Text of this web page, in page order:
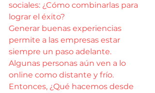
sociales: ¿Cómo combinarlas para
lograr el éxito?
Generar buenas experiencias
permite a las empresas estar
siempre un paso adelante.
Algunas personas aún ven a lo
online como distante y frío.
Entonces, ¿Qué hacemos desde